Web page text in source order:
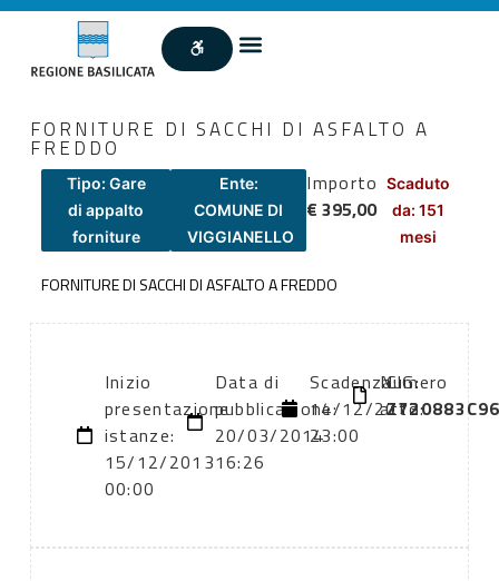
FORNITURE DI SACCHI DI ASFALTO A
FREDDO
Tipo: Gare
di appalto
forniture
Ente:
COMUNE DI
VIGGIANELLO
Importo
€ 395,00
Scaduto
da: 151
mesi
FORNITURE DI SACCHI DI ASFALTO A FREDDO
Inizio
presentazione
istanze:
15/12/2013
00:00
Data di
pubblicazione:
20/03/2014
16:26
Scadenza:
14/12/2013
23:00
Numero
atto:
CIG: